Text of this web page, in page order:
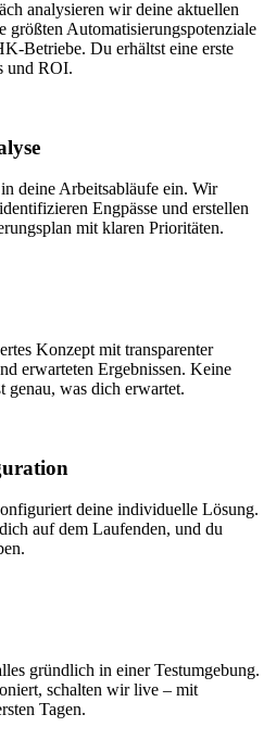
analysieren wir deine aktuellen
größten Automatisierungspotenziale
Betriebe. Du erhältst eine erste
und ROI.
deine Arbeitsabläufe ein. Wir
Engpässe und erstellen
mit klaren Prioritäten.
Konzept mit transparenter
erwarteten Ergebnissen. Keine
genau, was dich erwartet.
deine individuelle Lösung.
auf dem Laufenden, und du
gründlich in einer Testumgebung.
schalten wir live – mit
Tagen.